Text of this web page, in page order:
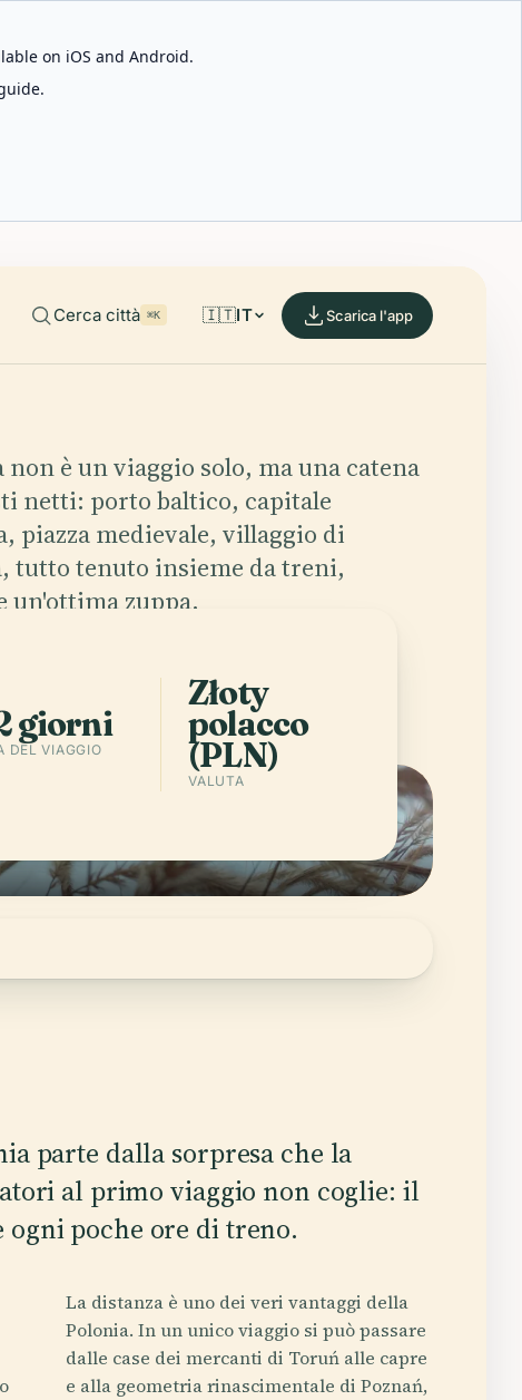
on iOS and Android.
Cerca città ⌘K 🇮🇹IT Scarica l'app
non è un viaggio solo, ma una catena
netti: porto baltico, capitale
piazza medievale, villaggio di
tutto tenuto insieme da treni,
un'ottima zuppa.
Città in Poland
giorni
DEL VIAGGIO
Złoty
polacco
(PLN)
VALUTA
parte dalla sorpresa che la
al primo viaggio non coglie: il
ogni poche ore di treno.
La distanza è uno dei veri vantaggi della
Polonia. In un unico viaggio si può passare
dalle case dei mercanti di Toruń alle capre
e alla geometria rinascimentale di Poznań,